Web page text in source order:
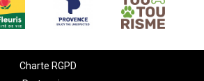
Charte RGPD